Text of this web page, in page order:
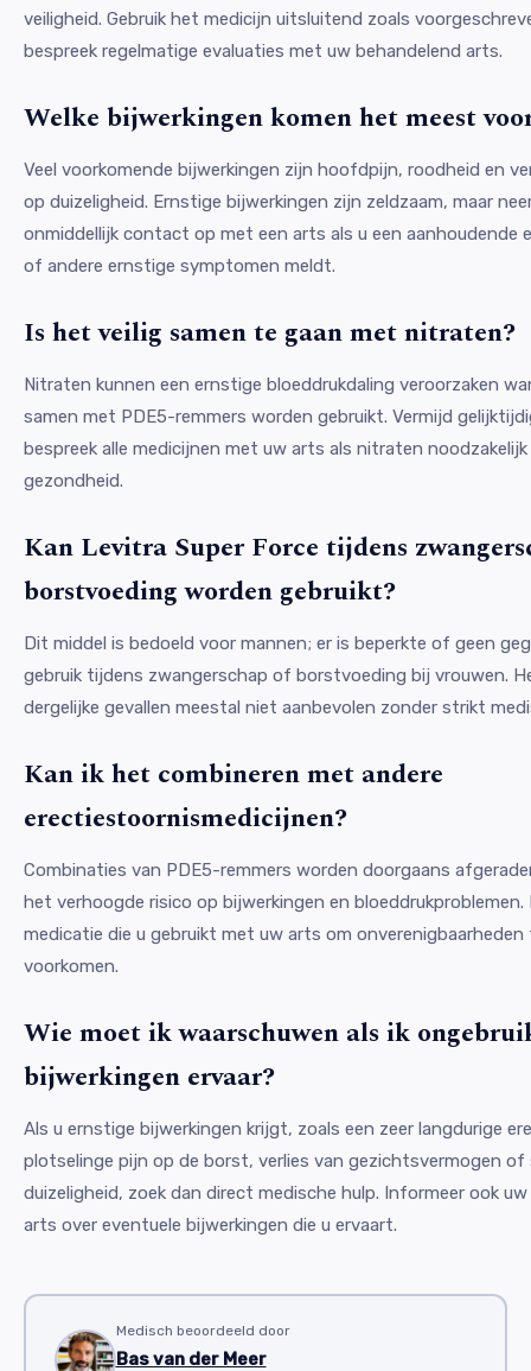
veiligheid. Gebruik het medicijn uitsluitend zoals
bespreek regelmatige evaluaties met uw behandelend arts.
Welke bijwerkingen komen het meest
Veel voorkomende bijwerkingen zijn hoofdpijn, roodheid en
op duizeligheid. Ernstige bijwerkingen zijn zeldzaam, maar
onmiddellijk contact op met een arts als u een aanhoudende
of andere ernstige symptomen meldt.
Is het veilig samen te gaan met nitraten?
Nitraten kunnen een ernstige bloeddrukdaling veroorzaken
samen met PDE5-remmers worden gebruikt. Vermijd
bespreek alle medicijnen met uw arts als nitraten
gezondheid.
Kan Levitra Super Force tijdens
borstvoeding worden gebruikt?
Dit middel is bedoeld voor mannen; er is beperkte of geen
gebruik tijdens zwangerschap of borstvoeding bij vrouwen.
dergelijke gevallen meestal niet aanbevolen zonder strikt
Kan ik het combineren met andere
erectiestoornismedicijnen?
Combinaties van PDE5-remmers worden doorgaans
het verhoogde risico op bijwerkingen en bloeddrukproblemen.
medicatie die u gebruikt met uw arts om onverenigbaarheden
voorkomen.
Wie moet ik waarschuwen als ik
bijwerkingen ervaar?
Als u ernstige bijwerkingen krijgt, zoals een zeer langdurige
plotselinge pijn op de borst, verlies van gezichtsvermogen
duizeligheid, zoek dan direct medische hulp. Informeer ook
arts over eventuele bijwerkingen die u ervaart.
Medisch beoordeeld door
Bas van der Meer